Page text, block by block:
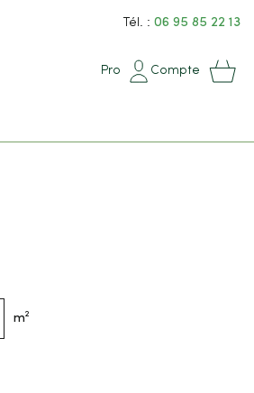
Tél. : 06 95 85 22 13
Pro Compte
m²